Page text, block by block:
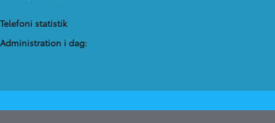
Telefoni statistik
Administration​ i dag: